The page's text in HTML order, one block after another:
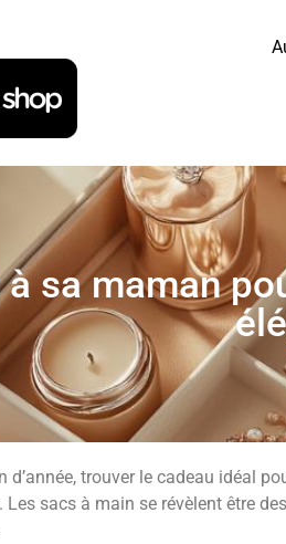
sa maman
d’année, trouver le cadeau idéal
sacs à main se révèlent être